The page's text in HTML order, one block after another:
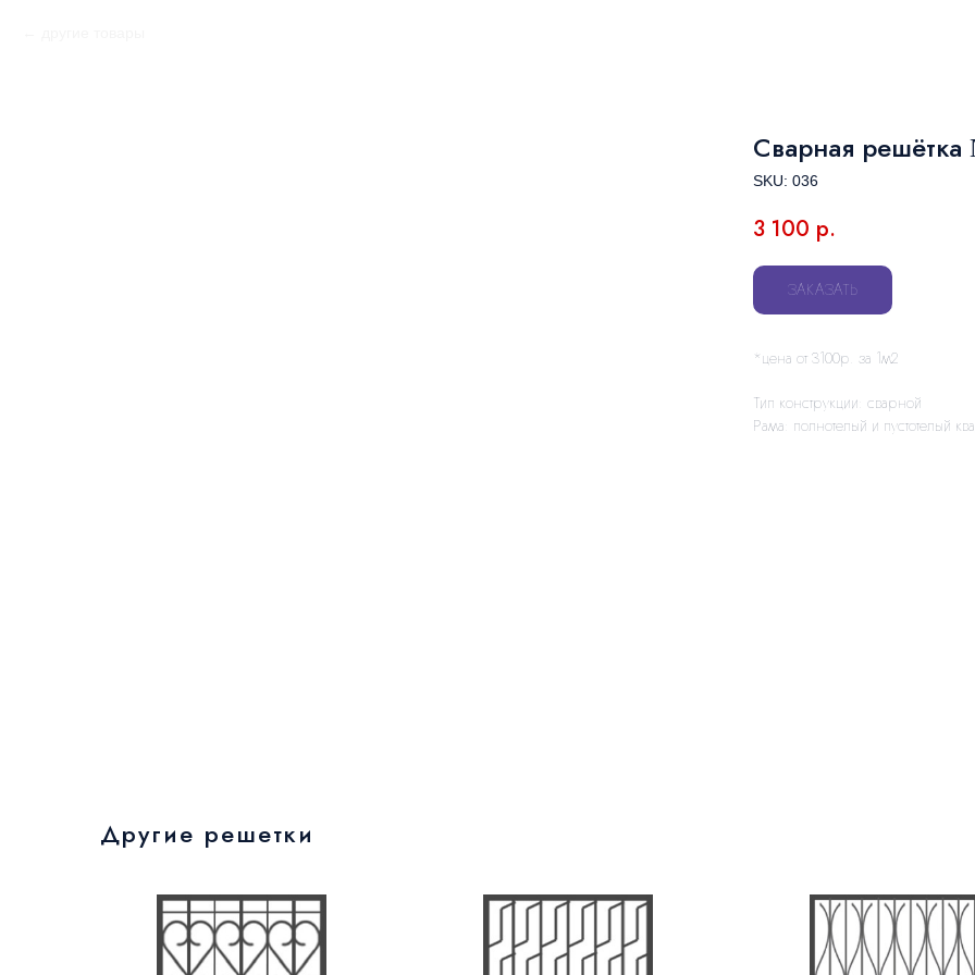
Сварная
SKU: 036
3 100 р.
ЗАКАЗАТЬ
*цена от 3100р. за 1м2
Тип конструкции: сварной
Рама: полнотелый и пустотелый
Другие решетки